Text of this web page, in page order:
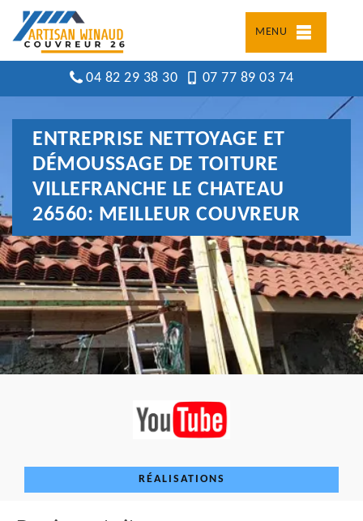
MENU
04 82 29 38 30 07 77 89 03 74
ENTREPRISE NETTOYAGE ET
DÉMOUSSAGE DE TOITURE
VILLEFRANCHE LE CHATEAU
26560: MEILLEUR COUVREUR
RÉALISATIONS